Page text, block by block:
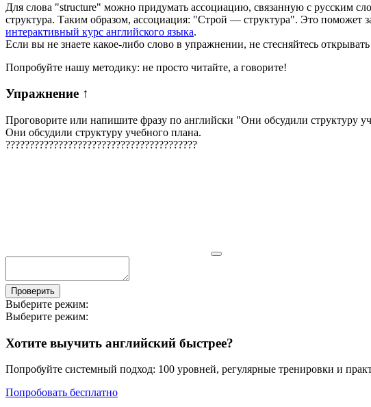
Для слова "structure" можно придумать ассоциацию, связанную с русским
структура. Таким образом, ассоциация: "Строй — структура". Это
интерактивный курс английского языка.
Если вы не знаете какое-либо слово в упражнении, не стесняйтесь
Попробуйте нашу методику: не просто читайте, а говорите!
Упражнение ↑
Проговорите или напишите фразу по английски "Они обсудили структуру
Они обсудили структуру учебного плана.
????????????????????????????????????????
Проверить
Выберите режим:
Выберите режим:
Хотите выучить английский быстрее?
Попробуйте системный подход: 100 уровней, регулярные тренировки и
Попробовать бесплатно